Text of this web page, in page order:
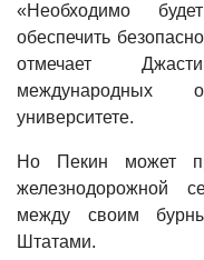
«Необходимо
обеспечить
отмечает
международных
университете.
Но Пекин может
железнодорожной
между своим
Штатами.